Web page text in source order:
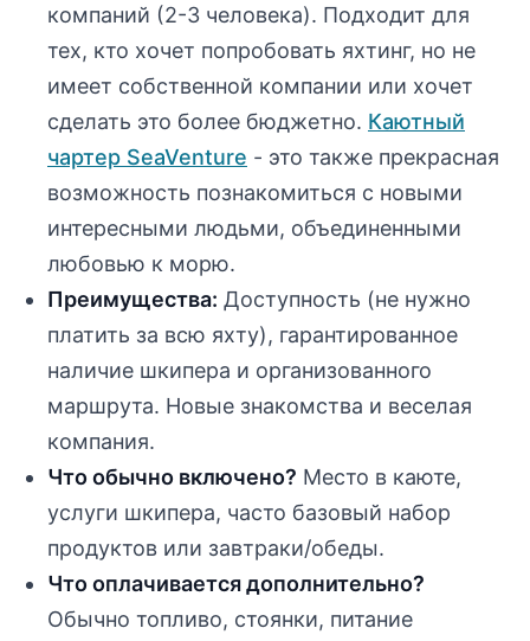
компаний (2-3 человека). Подходит для
тех, кто хочет попробовать яхтинг, но не
имеет собственной компании или хочет
сделать это более бюджетно. Каютный
чартер SeaVenture - это также прекрасная
возможность познакомиться с новыми
интересными людьми, объединенными
любовью к морю.
Преимущества: Доступность (не нужно
платить за всю яхту), гарантированное
наличие шкипера и организованного
маршрута. Новые знакомства и веселая
компания.
Что обычно включено? Место в каюте,
услуги шкипера, часто базовый набор
продуктов или завтраки/обеды.
Что оплачивается дополнительно?
Обычно топливо, стоянки, питание